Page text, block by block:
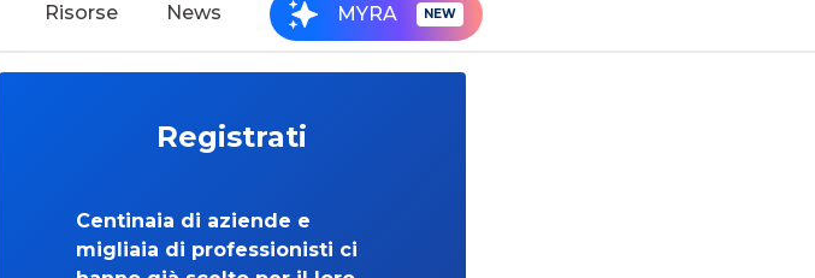
Risorse News MYRA
Registrati
Centinaia di aziende e
migliaia di professionisti ci